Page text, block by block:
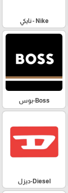
Nike - نايكي
Boss-بوس
Diesel-ديزل